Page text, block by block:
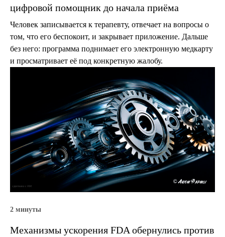
цифровой помощник до начала приёма
Человек записывается к терапевту, отвечает на вопросы о
том, что его беспокоит, и закрывает приложение. Дальше
без него: программа поднимает его электронную медкарту
и просматривает её под конкретную жалобу.
2 минуты
Механизмы ускорения FDA обернулись против